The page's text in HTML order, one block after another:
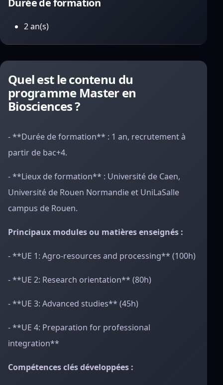
Durée de formation
2 an(s)
Quel est le contenu du
programme Master en
Biosciences ?
- **Durée de formation** : 1 an, recrutement à
partir de bac+4.
- **Lieux de formation** : Université de Caen,
Université de Rouen Normandie et UniLaSalle
campus de Rouen.
Principaux modules ou matières enseignés :
- **UE 1: Agro-resources and processing** (100h)
- **UE 2: Research orientation** (80h)
- **UE 3: Advanced studies** (45h)
- **UE 4: Preparation for professional
integration**
Compétences clés développées :